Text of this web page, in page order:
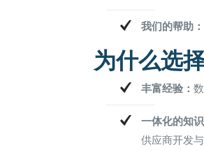
我们的帮助：
为什么选
丰富经验：
一体化的知识
供应商开发